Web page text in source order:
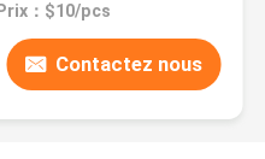
Prix：$10/pcs
Contactez nous